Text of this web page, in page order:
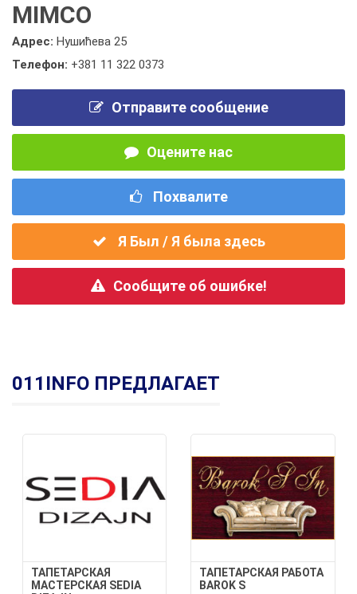
MIMCO
Адрес: Нушићева 25
Телефон: +381 11 322 0373
Отправите сообщение
Оцените нас
Похвалите
Я Был / Я была здесь
Сообщите об ошибке!
011INFO ПРЕДЛАГАЕТ
ТАПЕТАРСКАЯ
МАСТЕРСКАЯ SEDIA
ТАПЕТАРСКАЯ РАБОТА
BAROK S